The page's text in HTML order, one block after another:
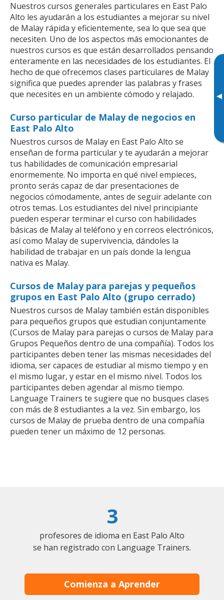
▸
Nuestros cursos generales particulares en East Palo
Alto les ayudarán a los estudiantes a mejorar su nivel
de Malay rápida y eficientemente, sea lo que sea que
necesiten. Uno de los aspectos más emocionantes de
nuestros cursos es que están desarrollados pensando
enteramente en las necesidades de los estudiantes. El
hecho de que ofrecemos clases particulares de Malay
significa que puedes aprender las palabras y frases
que necesites en un ambiente cómodo y relajado.
Curso particular de Malay de negocios en
East Palo Alto
Nuestros cursos de Malay en East Palo Alto se
enseñan de forma particular y te ayudarán a mejorar
tus habilidades de comunicación empresarial
enormemente. No importa en qué nivel empieces,
pronto serás capaz de dar presentaciones de
negocios cómodamente, antes de seguir adelante con
otros temas. Los estudiantes del nivel principiante
pueden esperar terminar el curso con habilidades
básicas de Malay al teléfono y en correos electrónicos,
así como Malay de supervivencia, dándoles la
habilidad de trabajar en un país donde la lengua
nativa es Malay.
Cursos de Malay para parejas y pequeños
grupos en East Palo Alto (grupo cerrado)
Nuestros cursos de Malay también están disponibles
para pequeños grupos que estudian conjuntamente
(Cursos de Malay para parejas o cursos de Malay para
Grupos Pequeños dentro de una compañía). Todos los
participantes deben tener las mismas necesidades del
idioma, ser capaces de estudiar al mismo tiempo y en
el mismo lugar, y estar en el mismo nivel. Todos los
participantes deben agendar al mismo tiempo.
Language Trainers te sugiere que no busques clases
con más de 8 estudiantes a la vez. Sin embargo, los
cursos de Malay de prueba dentro de una compañía
pueden tener un máximo de 12 personas.
3
profesores de idioma en East Palo Alto
se han registrado con Language Trainers.
Comienza a Aprender